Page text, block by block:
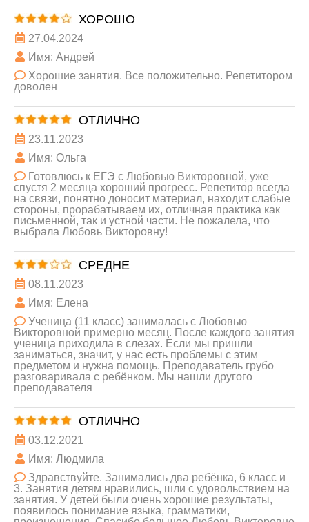
ХОРОШО
27.04.2024
Имя: Андрей
Хорошие занятия. Все положительно. Репетитором
доволен
ОТЛИЧНО
23.11.2023
Имя: Ольга
Готовлюсь к ЕГЭ с Любовью Викторовной, уже
спустя 2 месяца хороший прогресс. Репетитор всегда
на связи, понятно доносит материал, находит слабые
стороны, прорабатываем их, отличная практика как
письменной, так и устной части. Не пожалела, что
выбрала Любовь Викторовну!
СРЕДНЕ
08.11.2023
Имя: Елена
Ученица (11 класс) занималась с Любовью
Викторовной примерно месяц. После каждого занятия
ученица приходила в слезах. Если мы пришли
заниматься, значит, у нас есть проблемы с этим
предметом и нужна помощь. Преподаватель грубо
разговаривала с ребёнком. Мы нашли другого
преподавателя
ОТЛИЧНО
03.12.2021
Имя: Людмила
Здравствуйте. Занимались два ребёнка, 6 класс и
3. Занятия детям нравились, шли с удовольствием на
занятия. У детей были очень хорошие результаты,
появилось понимание языка, грамматики,